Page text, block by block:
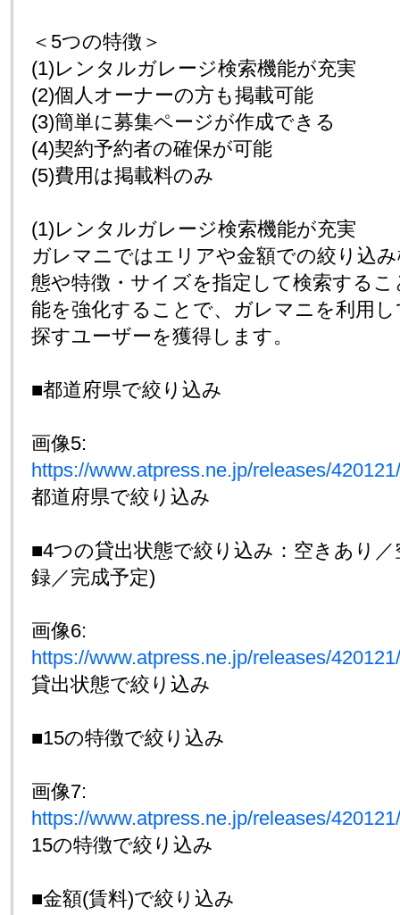
＜5つの特徴＞
(1)レンタルガレージ検索機能が充実
(2)個人オーナーの方も掲載可能
(3)簡単に募集ページが作成できる
(4)契約予約者の確保が可能
(5)費用は掲載料のみ
(1)レンタルガレージ検索機能が充実
ガレマニではエリアや金額での絞り込
態や特徴・サイズを指定して検索する
能を強化することで、ガレマニを利用
探すユーザーを獲得します。
■都道府県で絞り込み
画像5:
https://www.atpress.ne.jp/releases/
都道府県で絞り込み
■4つの貸出状態で絞り込み：空きあり
録／完成予定)
画像6:
https://www.atpress.ne.jp/releases/
貸出状態で絞り込み
■15の特徴で絞り込み
画像7:
https://www.atpress.ne.jp/releases/
15の特徴で絞り込み
■金額(賃料)で絞り込み